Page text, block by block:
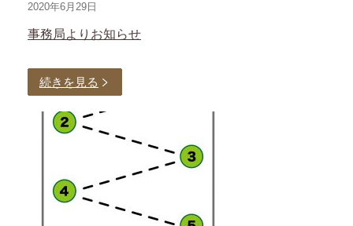
2020年6月29日
事務局よりお知らせ
続きを見る